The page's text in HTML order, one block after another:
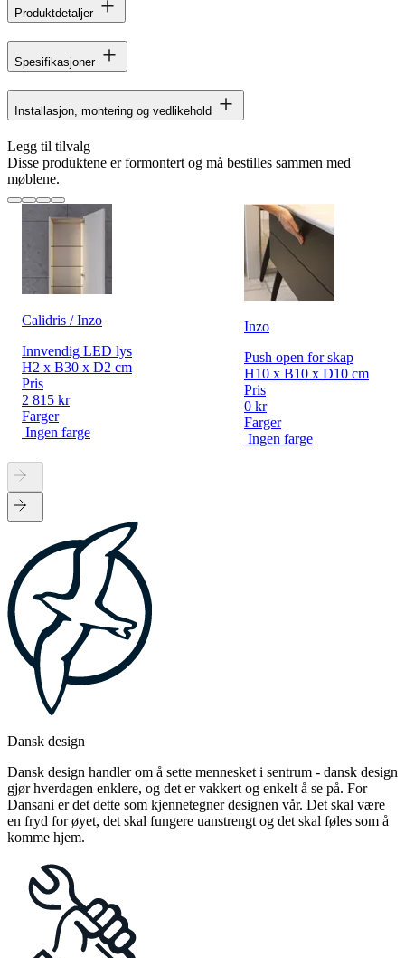
Produktdetaljer
Spesifikasjoner
Installasjon, montering og vedlikehold
Legg til tilvalg
Disse produktene er formontert og må bestilles sammen med
møblene.
Calidris / Inzo
Innvendig LED lys
H2 x B30 x D2 cm
Pris
2 815 kr
Farger
Ingen farge
Inzo
Push open for skap
H10 x B10 x D10 cm
Pris
0 kr
Farger
Ingen farge
Dansk design
Dansk design handler om å sette mennesket i sentrum - dansk design
gjør hverdagen enklere, og det er vakkert og enkelt å se på. For
Dansani er det dette som kjennetegner designen vår. Det skal være
en fryd for øyet, det skal fungere uanstrengt og det skal føles som å
komme hjem.